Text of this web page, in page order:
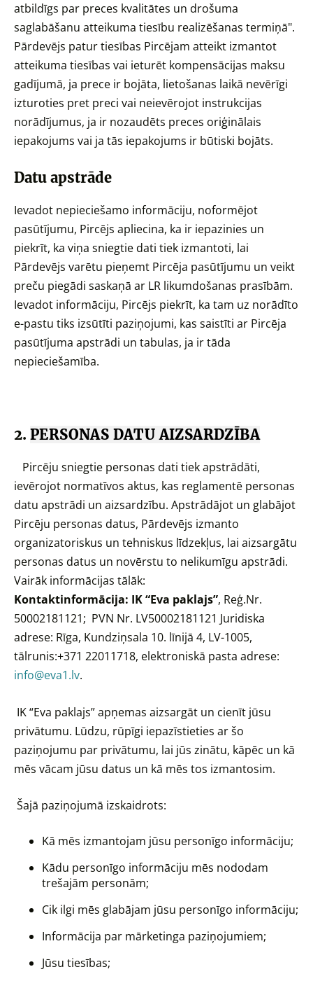
atbildīgs par preces kvalitātes un drošuma
saglabāšanu atteikuma tiesību realizēšanas termiņā".
Pārdevējs patur tiesības Pircējam atteikt izmantot
atteikuma tiesības vai ieturēt kompensācijas maksu
gadījumā, ja prece ir bojāta, lietošanas laikā nevērīgi
izturoties pret preci vai neievērojot instrukcijas
norādījumus, ja ir nozaudēts preces oriģinālais
iepakojums vai ja tās iepakojums ir būtiski bojāts.
Datu apstrāde
Ievadot nepieciešamo informāciju, noformējot
pasūtījumu, Pircējs apliecina, ka ir iepazinies un
piekrīt, ka viņa sniegtie dati tiek izmantoti, lai
Pārdevējs varētu pieņemt Pircēja pasūtījumu un veikt
preču piegādi saskaņā ar LR likumdošanas prasībām.
Ievadot informāciju, Pircējs piekrīt, ka tam uz norādīto
e-pastu tiks izsūtīti paziņojumi, kas saistīti ar Pircēja
pasūtījuma apstrādi un tabulas, ja ir tāda
nepieciešamība.
2. PERSONAS DATU AIZSARDZĪBA
Pircēju sniegtie personas dati tiek apstrādāti,
ievērojot normatīvos aktus, kas reglamentē personas
datu apstrādi un aizsardzību. Apstrādājot un glabājot
Pircēju personas datus, Pārdevējs izmanto
organizatoriskus un tehniskus līdzekļus, lai aizsargātu
personas datus un novērstu to nelikumīgu apstrādi.
Vairāk informācijas tālāk:
Kontaktinformācija: IK “Eva paklajs”, Reģ.Nr.
50002181121; PVN Nr. LV50002181121 Juridiska
adrese: Rīga, Kundziņsala 10. līnijā 4, LV-1005,
tālrunis:+371 22011718, elektroniskā pasta adrese:
info@eva1.lv.
IK “Eva paklajs” apņemas aizsargāt un cienīt jūsu
privātumu. Lūdzu, rūpīgi iepazīstieties ar šo
paziņojumu par privātumu, lai jūs zinātu, kāpēc un kā
mēs vācam jūsu datus un kā mēs tos izmantosim.
Šajā paziņojumā izskaidrots:
Kā mēs izmantojam jūsu personīgo informāciju;
Kādu personīgo informāciju mēs nododam
trešajām personām;
Cik ilgi mēs glabājam jūsu personīgo informāciju;
Informācija par mārketinga paziņojumiem;
Jūsu tiesības;